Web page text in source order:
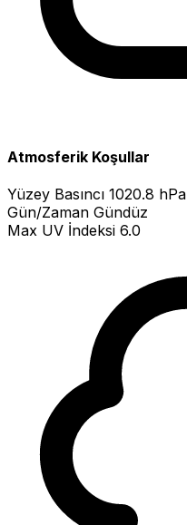
Atmosferik Koşullar
Yüzey Basıncı 1020.8 hPa
Gün/Zaman Gündüz
Max UV İndeksi 6.0